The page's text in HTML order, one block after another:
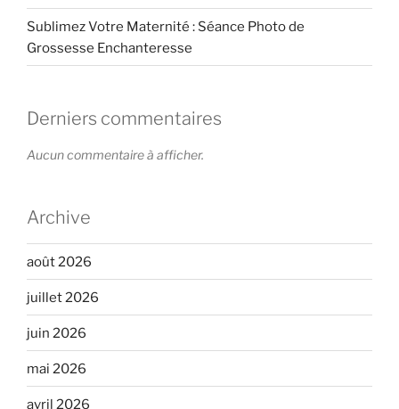
Sublimez Votre Maternité : Séance Photo de
Grossesse Enchanteresse
Derniers commentaires
Aucun commentaire à afficher.
Archive
août 2026
juillet 2026
juin 2026
mai 2026
avril 2026